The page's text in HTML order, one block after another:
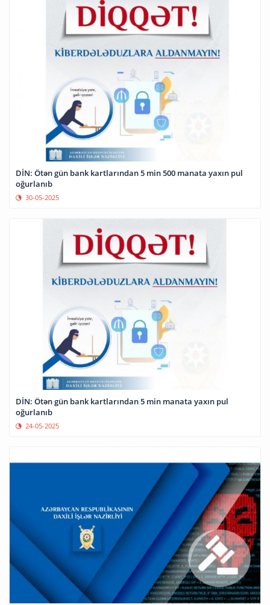
DİN: Ötən gün bank kartlarından 5 min 500 manata yaxın pul
oğurlanıb
30-05-2025
DİN: Ötən gün bank kartlarından 5 min manata yaxın pul
oğurlanıb
24-05-2025